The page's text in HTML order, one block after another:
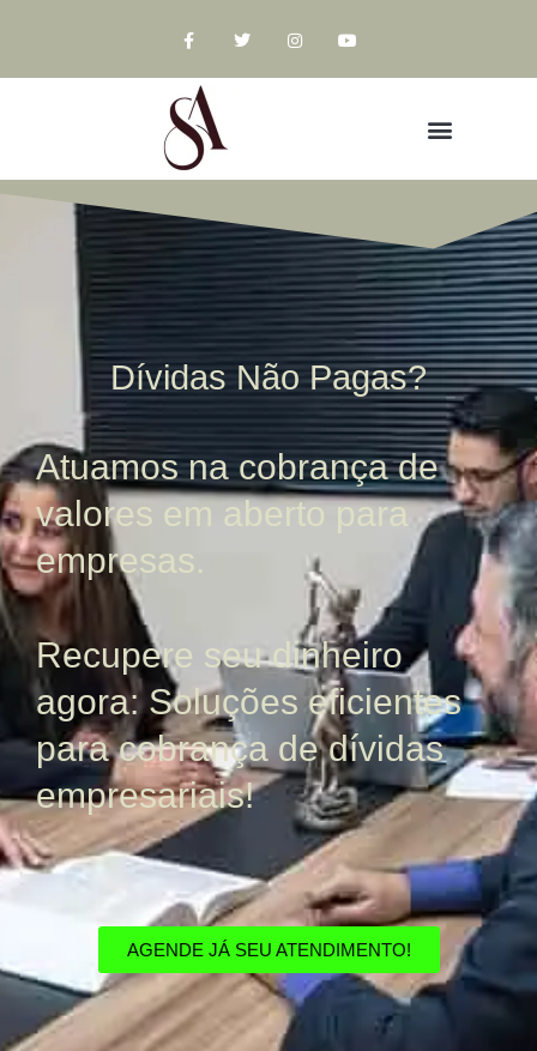
Dívidas Não Pagas?
Atuamos na cobrança de
valores em aberto para
empresas.
Recupere seu dinheiro
agora: Soluções eficientes
para cobrança de dívidas
empresariais!
AGENDE JÁ SEU ATENDIMENTO!